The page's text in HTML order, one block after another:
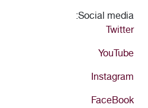
Social media:
Twitter
YouTube
Instagram
FaceBook